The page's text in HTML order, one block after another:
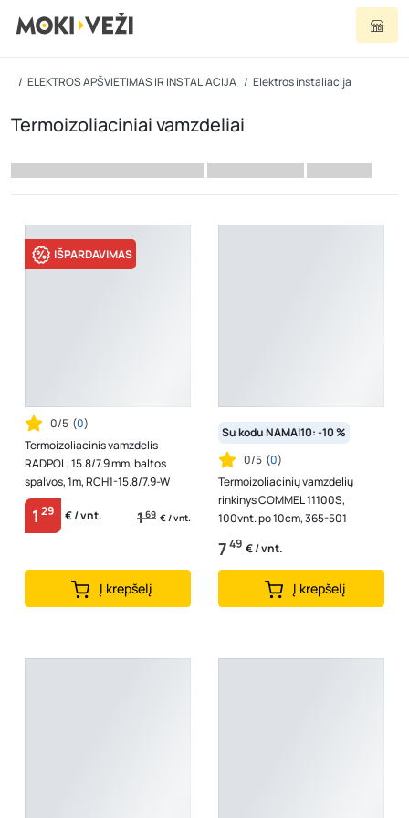
ELEKTROS APŠVIETIMAS IR INSTALIACIJA Elektros instaliacija
Termoizoliaciniai vamzdeliai
IŠPARDAVIMAS
0/5 (0)
Termoizoliacinis vamzdelis
RADPOL, 15.8/7.9 mm, baltos
spalvos, 1m, RCH1-15.8/7.9-W
1 29 € / vnt. 169 € / vnt.
Į krepšelį
Su kodu NAMAI10: -10 %
0/5 (0)
Termoizoliacinių vamzdelių
rinkinys COMMEL 11100S,
100vnt. po 10cm, 365-501
749 € / vnt.
Į krepšelį